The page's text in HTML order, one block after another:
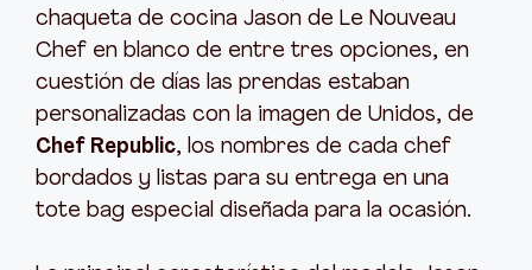
chaqueta de cocina Jason de Le Nouveau
Chef en blanco de entre tres opciones, en
cuestión de días las prendas estaban
personalizadas con la imagen de Unidos, de
Chef Republic, los nombres de cada chef
bordados y listas para su entrega en una
tote bag especial diseñada para la ocasión.